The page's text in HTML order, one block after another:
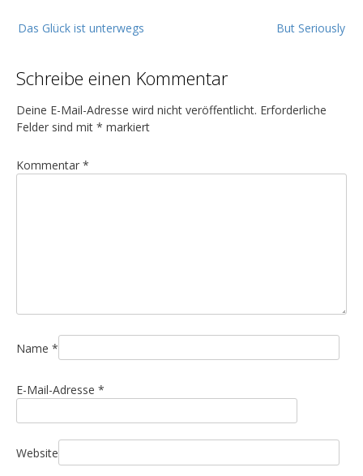
e
t
r
a
s
a
i
o
n
But Seriously
Das Glück ist unterwegs
Schreibe einen Kommentar
Deine E-Mail-Adresse wird nicht veröffentlicht. Erforderliche
Felder sind mit * markiert
Kommentar *
Name *
E-Mail-Adresse *
Website